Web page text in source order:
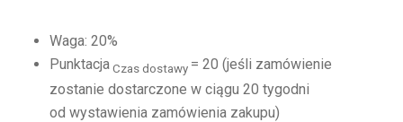
Waga: 20%
Punktacja Czas dostawy = 20 (jeśli zamówienie
zostanie dostarczone w ciągu 20 tygodni
od wystawienia zamówienia zakupu)